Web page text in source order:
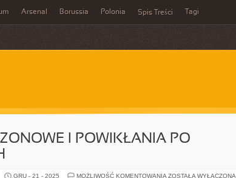
Arsenal Borussia Polonia Spis Treści Tagi
I POWIKŁANIA PO
GRU - 21 - 2025 MOŻLIWOŚĆ KOMENTOWANIA ZABIEGI
ZOSTAŁA WYŁĄCZONA